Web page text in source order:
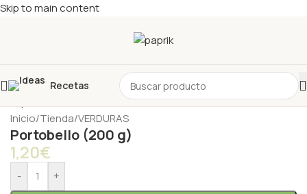
Skip to main content
Recetas
Inicio/Tienda/VERDURAS
Portobello (200 g)
1,20€
- +